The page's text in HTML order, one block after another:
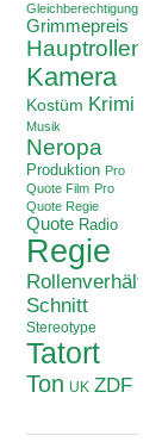
Gleichberechtigung
Grimmepreis
Hauptrollen
Kamera
Kostüm Krimi
Musik
Neropa
Produktion Pro
Quote Film Pro
Quote Regie
Quote Radio
Regie
Schnitt
Stereotype
Tatort
Ton UK ZDF